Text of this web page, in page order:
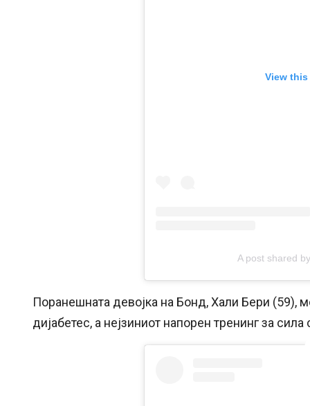
View
A post shared
Поранешната девојка на Бонд, Хали Бери (59),
дијабетес, а нејзиниот напорен тренинг за